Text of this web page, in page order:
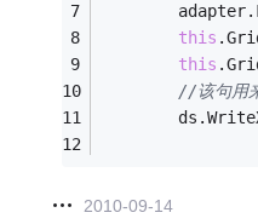
this
this
//该句用
2010-09-14